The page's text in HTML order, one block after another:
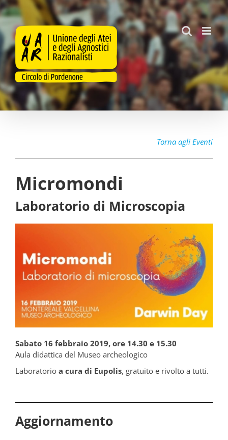
Salta
al
contenuto
Torna agli Eventi
Micromondi
Laboratorio di Microscopia
Sabato 16 febbraio 2019, ore 14.30 e 15.30
Aula didattica del Museo archeologico
Laboratorio a cura di Eupolis, gratuito e rivolto a tutti.
Aggiornamento